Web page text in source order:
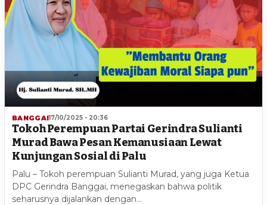
BANGGAI17/10/2025 - 20:36
Tokoh Perempuan Partai Gerindra Sulianti
Murad Bawa Pesan Kemanusiaan Lewat
Kunjungan Sosial di Palu
Palu – Tokoh perempuan Sulianti Murad, yang juga Ketua
DPC Gerindra Banggai, menegaskan bahwa politik
seharusnya dijalankan dengan…